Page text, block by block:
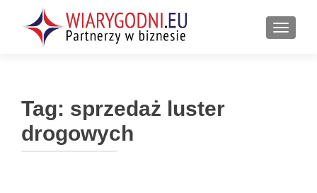
Tag: sprzedaż luster
drogowych